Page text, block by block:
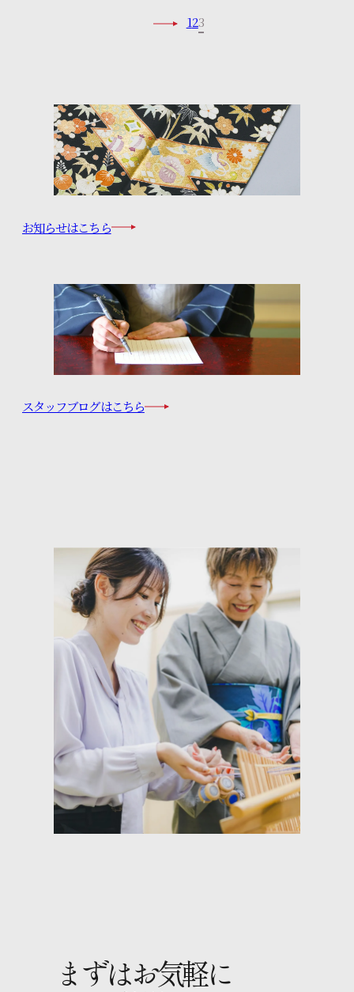
知るほど広がる きものの魅力
サイトマップ
お問い合わせ
123
お知らせはこちら
スタッフブログはこちら
まずはお気軽に